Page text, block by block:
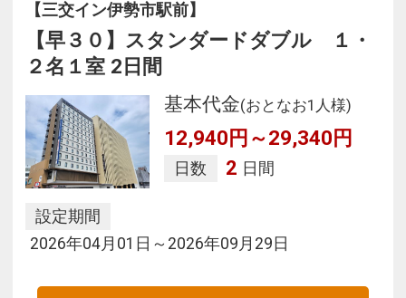
【三交イン伊勢市駅前】
【早３０】スタンダードダブル １・
２名１室 2日間
基本代金(おとなお1人様)
12,940円～29,340円
日数 2 日間
設定期間
2026年04月01日～2026年09月29日